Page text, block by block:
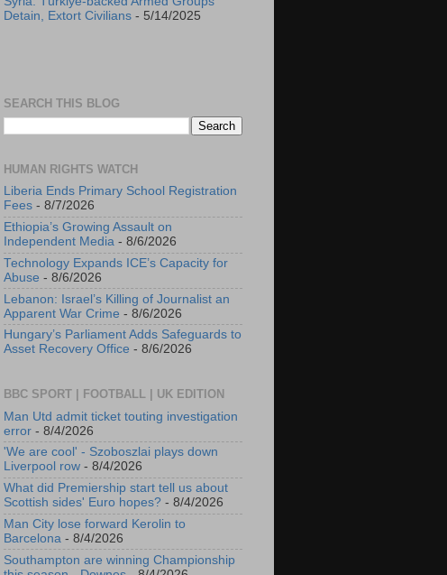
Detain, Extort Civilians - 5/14/2025
SEARCH THIS BLOG
HUMAN RIGHTS WATCH
Liberia Ends Primary School Registration
Fees - 8/7/2026
Ethiopia’s Growing Assault on
Independent Media - 8/6/2026
Technology Expands ICE’s Capacity for
Abuse - 8/6/2026
Lebanon: Israel’s Killing of Journalist an
Apparent War Crime - 8/6/2026
Hungary’s Parliament Adds Safeguards to
Asset Recovery Office - 8/6/2026
BBC SPORT | FOOTBALL | UK EDITION
Man Utd admit ticket touting investigation
error - 8/4/2026
'We are cool' - Szoboszlai plays down
Liverpool row - 8/4/2026
What did Premiership start tell us about
Scottish sides' Euro hopes? - 8/4/2026
Man City lose forward Kerolin to
Barcelona - 8/4/2026
Southampton are winning Championship